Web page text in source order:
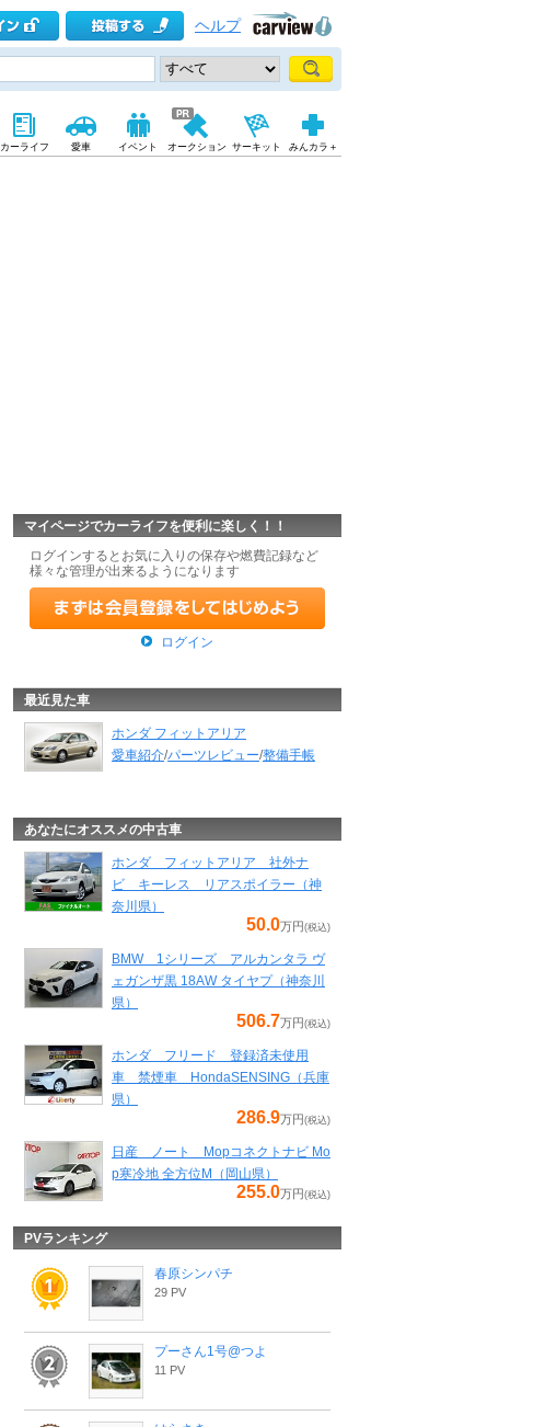
ヘルプ
カーライフ 愛車 イベント オークション サーキット みんカラ＋
マイページでカーライフを便利に楽しく！！
ログインするとお気に入りの保存や燃費記録など
様々な管理が出来るようになります
ログイン
最近見た車
ホンダ フィットアリア
愛車紹介/パーツレビュー/整備手帳
あなたにオススメの中古車
ホンダ フィットアリア 社外ナ
ビ キーレス リアスポイラー（神
奈川県）
50.0万円 (税込)
BMW 1シリーズ アルカンタラ ヴ
ェガンザ黒 18AW タイヤプ（神奈川
県）
506.7万円 (税込)
ホンダ フリード 登録済未使用
車 禁煙車 HondaSENSING（兵庫
県）
286.9万円 (税込)
日産 ノート Mopコネクトナビ Mo
p寒冷地 全方位M（岡山県）
255.0万円 (税込)
PVランキング
春原シンパチ
29 PV
プーさん1号@つよ
11 PV